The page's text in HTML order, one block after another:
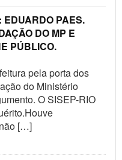
EDUARDO PAES.
DO MP E
PÚBLICO.
pela porta dos
do Ministério
O SISEP-RIO
[…]